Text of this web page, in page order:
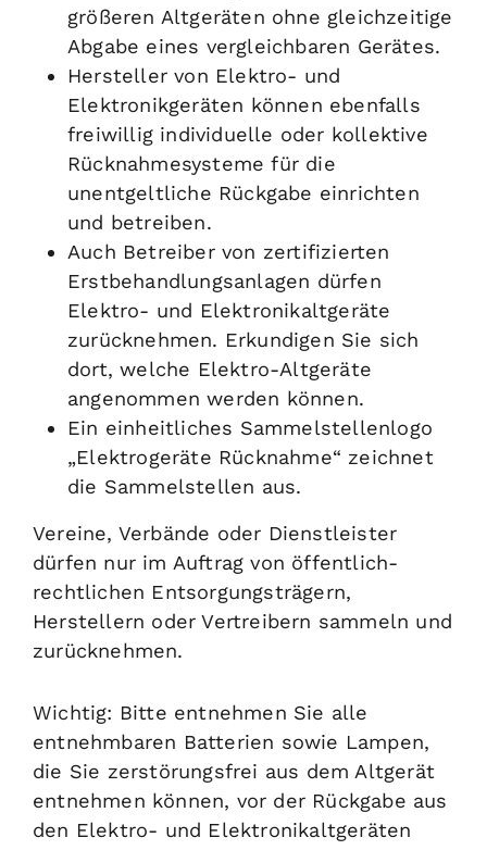
größeren Altgeräten ohne gleichzeitige
Abgabe eines vergleichbaren Gerätes.
Hersteller von Elektro- und
Elektronikgeräten können ebenfalls
freiwillig individuelle oder kollektive
Rücknahmesysteme für die
unentgeltliche Rückgabe einrichten
und betreiben.
Auch Betreiber von zertifizierten
Erstbehandlungsanlagen dürfen
Elektro- und Elektronikaltgeräte
zurücknehmen. Erkundigen Sie sich
dort, welche Elektro-Altgeräte
angenommen werden können.
Ein einheitliches Sammelstellenlogo
„Elektrogeräte Rücknahme“ zeichnet
die Sammelstellen aus.
Vereine, Verbände oder Dienstleister
dürfen nur im Auftrag von öffentlich-
rechtlichen Entsorgungsträgern,
Herstellern oder Vertreibern sammeln und
zurücknehmen.
Wichtig: Bitte entnehmen Sie alle
entnehmbaren Batterien sowie Lampen,
die Sie zerstörungsfrei aus dem Altgerät
entnehmen können, vor der Rückgabe aus
den Elektro- und Elektronikaltgeräten